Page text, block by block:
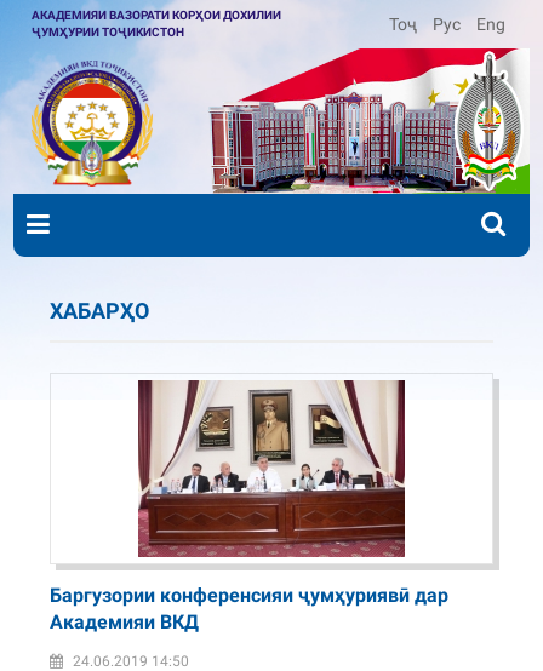
АКАДЕМИЯИ ВАЗОРАТИ КОРҲОИ ДОХИЛИИ
ҶУМҲУРИИ ТОҶИКИСТОН
Тоҷ Рус Eng
ХАБАРҲО
Баргузории конференсияи ҷумҳуриявӣ дар
Академияи ВКД
24.06.2019 14:50